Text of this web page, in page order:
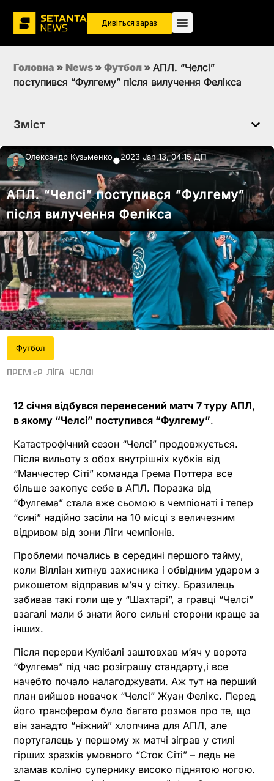
Дивіться зараз
Головна » News » Футбол » АПЛ. “Челсі”
поступився “Фулгему” після вилучення Фелікса
Зміст
Олександр Кузьменко●2023 Jan 13, 04:15 ДП
АПЛ. “Челсі” поступився “Фулгему”
після вилучення Фелікса
Футбол
Прем'єр-ліга Челсі
12 січня відбувся перенесений матч 7 туру АПЛ,
в якому “Челсі” поступився “Фулгему”.
Катастрофічний сезон “Челсі” продовжується.
Після вильоту з обох внутрішніх кубків від
“Манчестер Сіті” команда Грема Поттера все
більше закопує себе в АПЛ. Поразка від
“Фулгема” стала вже сьомою в чемпіонаті і тепер
“сині” надійно засіли на 10 місці з величезним
відривом від зони Ліги чемпіонів.
Проблеми почались в середині першого тайму,
коли Вілліан хитнув захисника і обвідним ударом з
рикошетом відправив м’яч у сітку. Бразилець
забивав такі голи ще у “Шахтарі”, а гравці “Челсі”
взагалі мали б знати його сильні сторони краще за
інших.
Після перерви Кулібалі заштовхав м’яч у ворота
“Фулгема” під час розіграшу стандарту,і все
начебто почало налагоджувати. Аж тут на перший
план вийшов новачок “Челсі” Жуан Фелікс. Перед
його трансфером було багато розмов про те, що
він занадто “ніжний” хлопчина для АПЛ, але
португалець у першому ж матчі зіграв у стилі
гірших зразків умовного “Сток Сіті” – ледь не
зламав коліно супернику високо піднятою ногою.